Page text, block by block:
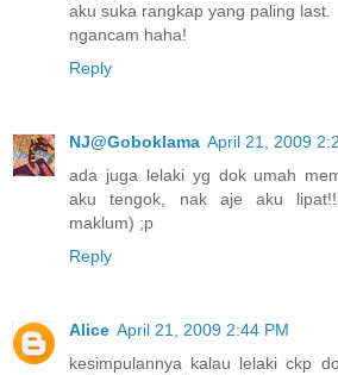
aku suka rangkap yang paling last.
ngancam haha!
Reply
NJ@Goboklama April 21, 2009
ada juga lelaki yg dok umah
aku tengok, nak aje aku
maklum) ;p
Reply
Alice April 21, 2009 2:44 PM
kesimpulannya kalau lelaki ckp